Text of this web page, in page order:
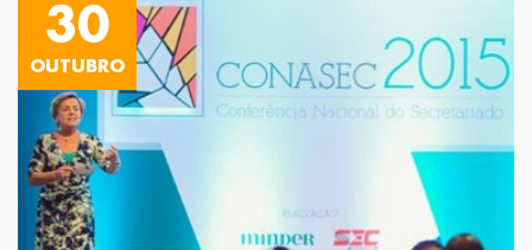
30
OUTUBRO